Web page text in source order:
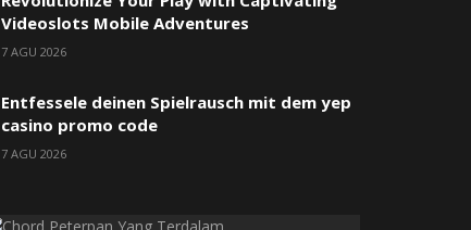
Videoslots Mobile Adventures
7 AGU 2026
Entfessele deinen Spielrausch mit dem yep
casino promo code
7 AGU 2026